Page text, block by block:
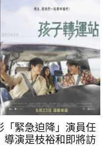
「緊急迫降」演員任
導演是枝裕和即將訪